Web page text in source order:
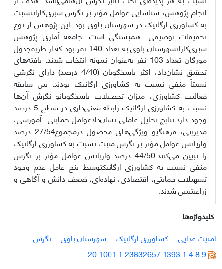
انجام پژوهش، شناسایی عوامل مؤثر بر نگرش سبزی‌کاراننسبت
به کشاورزی ارگانیک در شهرستان باوی بود. این پژوهش از نوع
تحقیقات توصیفی- همبستگی است. جامعه آماری پژوهش
سبزی‌کارانشهرستان باوی به تعداد 140 نفر بود که از طریقجدول
مورگان تعداد 103 نفر به‌عنوان نمونه انتخاب شدند. یافته‌های
تحقیق نشان‌داد، اکثر پاسخگویان (4/40 درصد) دارای نگرشی
نسبتاً منفی نسبت به کشاورزی ارگانیک بودند. بین سابقه
فعالیت کشاورزی، میزان تحصیلات پاسخگویانو نگرش آن‌ها
نسبت به کشاورزی ارگانیک رابطه معنی‌داری در سطح 5 درصد
وجود دارد.نتایج تحلیل عاملی نشان‌دادعوامل حمایتی- آموزشی،
مدیریتی، فرهنگیو ویژگی‌های محصول درمجموع27/54 درصد
واریانس عوامل مؤثر بر نگرش مثبت نسبت به کشاورزی ارگانیک
را تبیین می‌کنند.44/50 درصد واریانس عوامل مؤثر بر نگرش
منفی نسبت به کشاورزی ارگانیکتوسط پنج عامل عدم وجود
تسهیلات حمایتی، اقتصادی، نهاده‌ای، ضعف دانش و آگاهی و
زراعیتبیین شدند.
کلیدواژه‌ها
امنیت غذایی
کشاورزی ارگانیک شهرستان باوی
نگرش
20.1001.1.23832657.1393.1.4.8.9